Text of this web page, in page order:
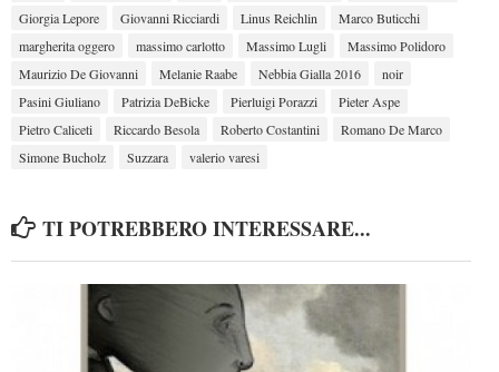
Giorgia Lepore
Giovanni Ricciardi Linus Reichlin
Marco Buticchi
margherita oggero
massimo carlotto Massimo Lugli
Massimo Polidoro
Maurizio De Giovanni
Melanie Raabe Nebbia Gialla 2016
noir
Pasini Giuliano
Patrizia DeBicke Pierluigi Porazzi
Pieter Aspe
Pietro Caliceti
Riccardo Besola Roberto Costantini
Romano De Marco
Simone Bucholz
Suzzara valerio varesi
TI POTREBBERO INTERESSARE...